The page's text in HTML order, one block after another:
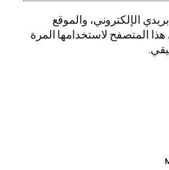
الإلكتروني، والموقع
المتصفح لاستخدامها المرة